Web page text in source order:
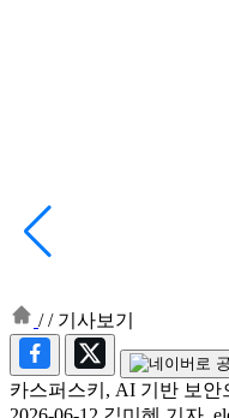
// 기사보기
카스퍼스키, AI 기반 보